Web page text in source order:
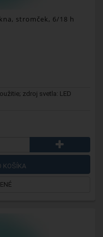
stromček, 6/18 h
zdroj svetla: LED
KOŠÍKA